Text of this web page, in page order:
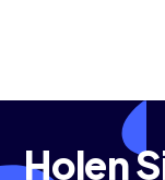
Holen